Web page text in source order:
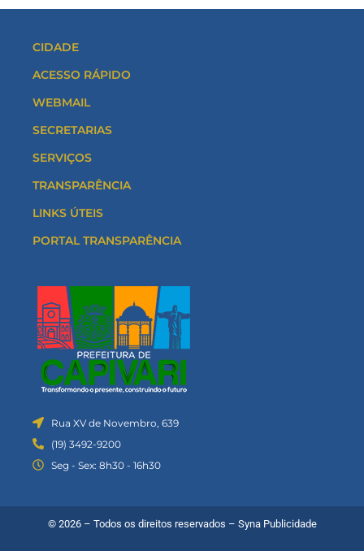
CIDADE
ACESSO RÁPIDO
WEBMAIL
SECRETARIAS
SERVIÇOS
TRANSPARÊNCIA
LINKS ÚTEIS
PORTAL TRANSPARÊNCIA
Rua XV de Novembro, 639
(19) 3492-9200
Seg - Sex: 8h30 - 16h30
© 2026 – Todos os direitos reservados – Syna Publicidade